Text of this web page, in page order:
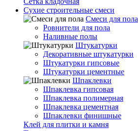
Сухие строительные смеси
Смеси для пола
Ровнители для пола
Наливные полы
Штукатурки
Декоративные штукатурки
Штукатурки гипсовые
Штукатурки цементные
Шпаклевки
Шпаклевка гипсовая
Шпаклевка полимерная
Шпаклевка цементная
Шпаклевки финишные
Клей для плитки и камня